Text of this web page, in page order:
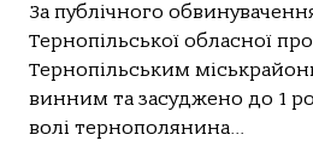
За публічного
Тернопільської обласної
Тернопільським
винним та засуджено до 1
волі тернополянина...